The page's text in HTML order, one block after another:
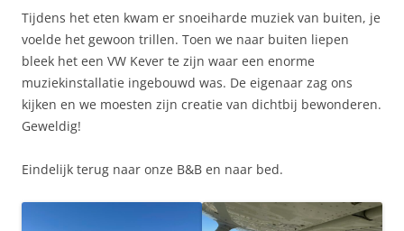
Tijdens het eten kwam er snoeiharde muziek van buiten, je
voelde het gewoon trillen. Toen we naar buiten liepen
bleek het een VW Kever te zijn waar een enorme
muziekinstallatie ingebouwd was. De eigenaar zag ons
kijken en we moesten zijn creatie van dichtbij bewonderen.
Geweldig!
Eindelijk terug naar onze B&B en naar bed.